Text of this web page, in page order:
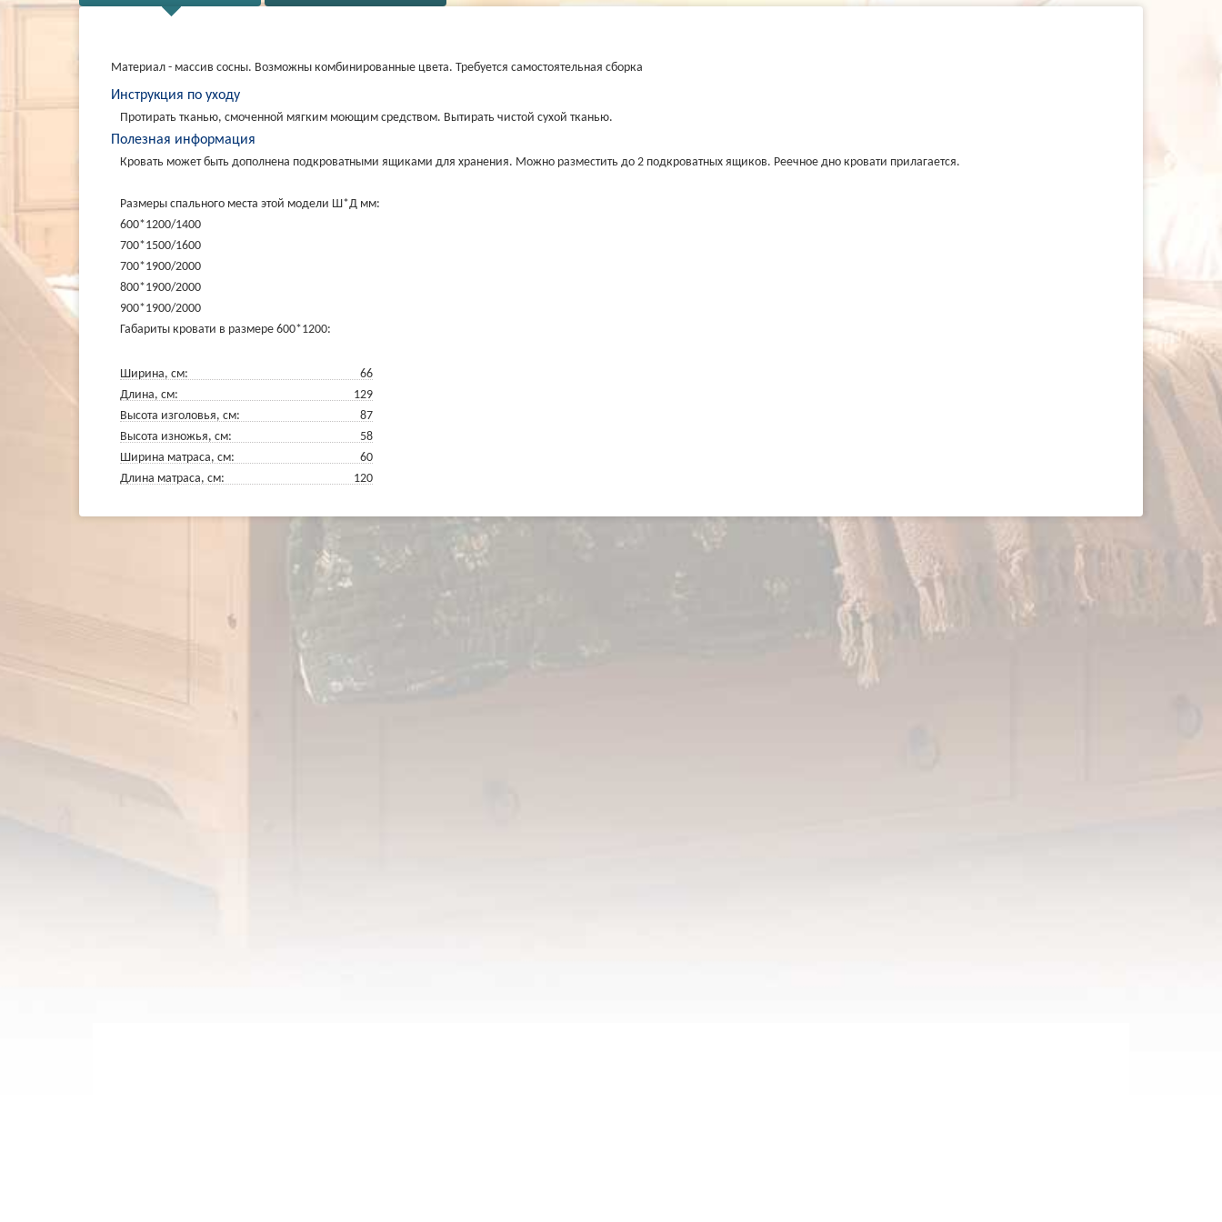
Материал - массив сосны. Возможны комбинированные цвета. Требуется самостоятельная сборка
Инструкция по уходу
Протирать тканью, смоченной мягким моющим средством. Вытирать чистой сухой тканью.
Полезная информация
Кровать может быть дополнена подкроватными ящиками для хранения. Можно разместить до 2 подкроватных ящиков. Реечное дно кровати прилагается.
Размеры спального места этой модели Ш*Д мм:
600*1200/1400
700*1500/1600
700*1900/2000
800*1900/2000
900*1900/2000
Габариты кровати в размере 600*1200:
Ширина, см:
66
Длина, см:
129
Высота изголовья, см:
87
Высота изножья, см:
58
Ширина матраса, см:
60
Длина матраса, см:
120